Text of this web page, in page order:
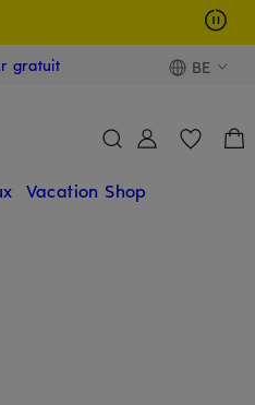
gratuit BE
Vacation Shop